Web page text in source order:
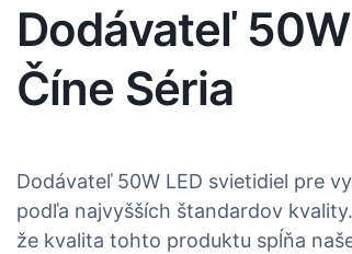
Dodávateľ
Číne​ Séria
Dodávateľ 50W LED svietidiel pre
podľa najvyšších štandardov
že kvalita tohto produktu spĺňa